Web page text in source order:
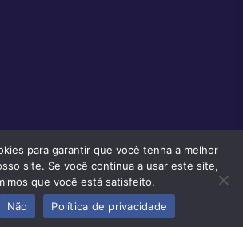
Todos os direitos reservados Centro de
Reciclagem Rio
para garantir que você tenha a melhor
site. Se você continua a usar este site,
que você está satisfeito.
Não Política de privacidade